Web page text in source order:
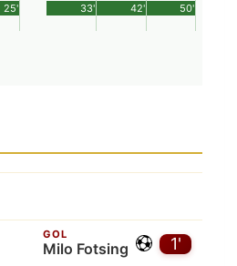
25' 50'
33' 42'
1'
GOL
Milo Fotsing